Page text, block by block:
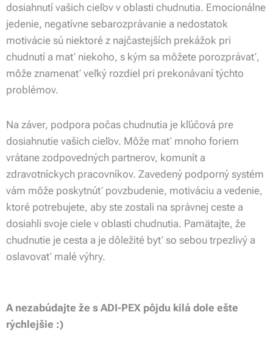
dosiahnutí vašich cieľov v oblasti chudnutia. Emocionálne
jedenie, negatívne sebarozprávanie a nedostatok
motivácie sú niektoré z najčastejších prekážok pri
chudnutí a mať niekoho, s kým sa môžete porozprávať,
môže znamenať veľký rozdiel pri prekonávaní týchto
problémov.
Na záver, podpora počas chudnutia je kľúčová pre
dosiahnutie vašich cieľov. Môže mať mnoho foriem
vrátane zodpovedných partnerov, komunít a
zdravotníckych pracovníkov. Zavedený podporný systém
vám môže poskytnúť povzbudenie, motiváciu a vedenie,
ktoré potrebujete, aby ste zostali na správnej ceste a
dosiahli svoje ciele v oblasti chudnutia. Pamätajte, že
chudnutie je cesta a je dôležité byť so sebou trpezlivý a
oslavovať malé výhry.
A nezabúdajte že s ADI-PEX pôjdu kilá dole ešte
rýchlejšie :)